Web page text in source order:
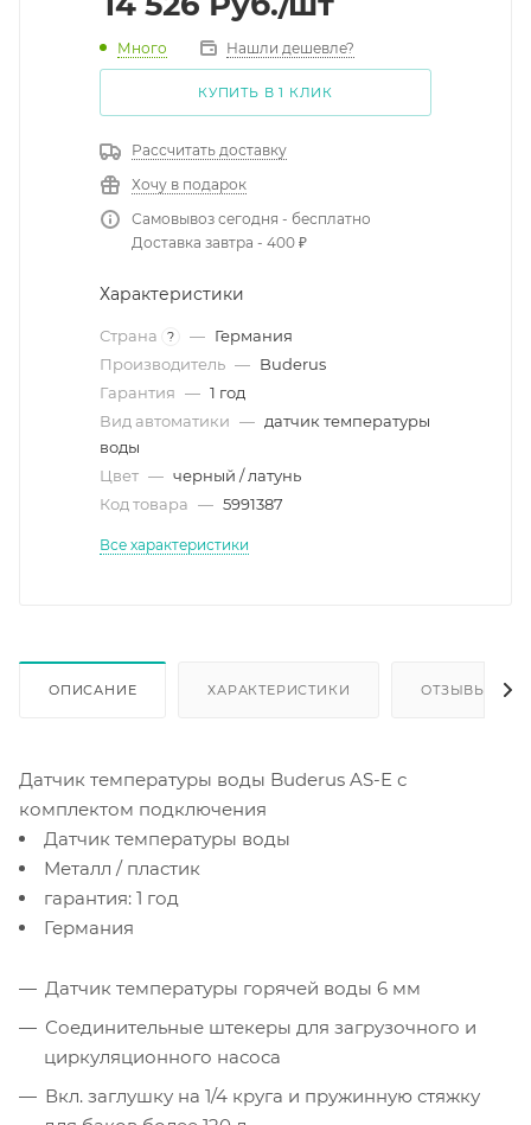
Много Нашли дешевле?
КУПИТЬ В 1 КЛИК
Рассчитать доставку
Хочу в подарок
Самовывоз сегодня - бесплатно
Доставка завтра - 400 ₽
Характеристики
Страна ? — Германия
Производитель — Buderus
Гарантия — 1 год
Вид автоматики — датчик температуры
воды
Цвет — черный / латунь
Код товара — 5991387
Все характеристики
ОПИСАНИЕ ХАРАКТЕРИСТИКИ ОТЗЫВЫ
Датчик температуры воды Buderus AS-E с
комплектом подключения
Датчик температуры воды
Металл / пластик
гарантия: 1 год
Германия
Датчик температуры горячей воды 6 мм
Соединительные штекеры для загрузочного и
циркуляционного насоса
Вкл. заглушку на 1/4 круга и пружинную стяжку